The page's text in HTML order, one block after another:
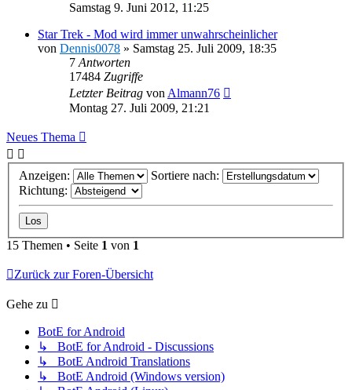
Samstag 9. Juni 2012, 11:25
Star Trek - Mod wird immer unwahrscheinlicher
von Dennis0078 » Samstag 25. Juli 2009, 18:35
7 Antworten
17484 Zugriffe
Letzter Beitrag von Almann76
Montag 27. Juli 2009, 21:21
Neues Thema
Anzeigen:
Sortiere nach:
Richtung:
15 Themen • Seite 1 von 1
Zurück zur Foren-Übersicht
Gehe zu
BotE for Android
↳ BotE for Android - Discussions
↳ BotE Android Translations
↳ BotE Android (Windows version)